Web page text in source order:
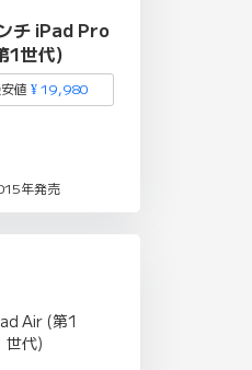
チ iPad Pro
1世代)
値 ¥ 19,980
年発売